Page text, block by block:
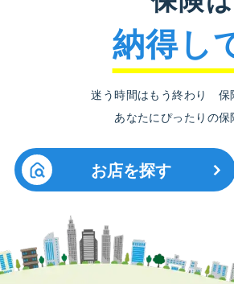
納得し
迷う時間はもう終わり 保
あなたにぴったりの
お店を探す